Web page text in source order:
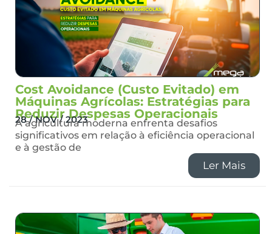
Cost Avoidance (Custo Evitado) em
Máquinas Agrícolas: Estratégias para
Reduzir Despesas Operacionais
28 / NOV / 2023
A agricultura moderna enfrenta desafios
significativos em relação à eficiência operacional
e à gestão de
Ler Mais